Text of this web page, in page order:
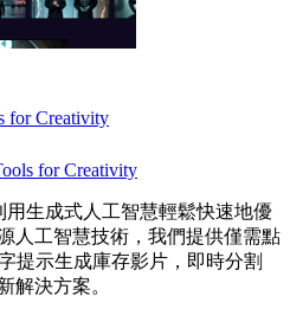
for Creativity
for Creativity
用生成式人工智慧輕鬆快速地優
人工智慧技術，我們提供僅需點
提示生成庫存影片，即時分割
解決方案。